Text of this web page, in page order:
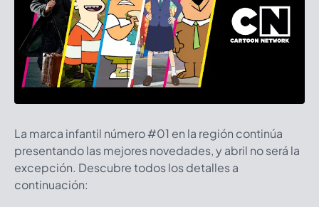
La marca infantil número #01 en la región continúa
presentando las mejores novedades, y abril no será la
excepción. Descubre todos los detalles a
continuación: